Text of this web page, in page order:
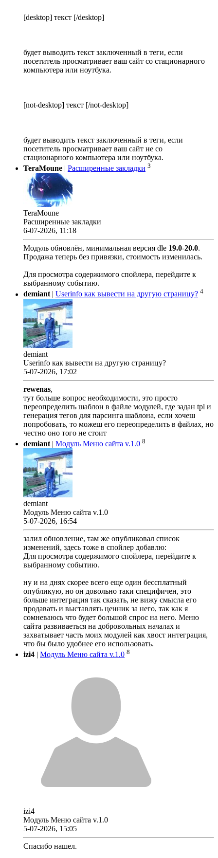
[desktop] текст [/desktop]
будет выводить текст заключенный в теги, если
посетитель просматривает ваш сайт со стационарного
компьютера или ноутбука.
[not-desktop] текст [/not-desktop]
будет выводить текст заключенный в теги, если
посетитель просматривает ваш сайт не со
стационарного компьютера или ноутбука.
TeraMoune
Расширенные закладки 3
TeraMoune
Расширенные закладки
6-07-2026, 11:18
Модуль обновлён, минимальная версия dle 19.0-20.0.
Продажа теперь без привязки, стоимость изменилась.
Для просмотра содержимого спойлера, перейдите к
выбранному событию.
demiant| Userinfo как вывести на другую страницу? 4
demiant
Userinfo как вывести на другую страницу?
5-07-2026, 17:02
rewenas,
тут больше вопрос необходимости, это просто
переопределить шаблон в файле модулей, где задан tpl и
генерация тегов для парсинга шаблона, если хочеш
попробовать, то можеш его переопределить в файлах, но
честно оно того не стоит
demiant | Модуль Меню сайта v.1.0 8
demiant
Модуль Меню сайта v.1.0
5-07-2026, 16:54
залил обновление, там же опубликовал список
изменений, здесь тоже в спойлер добавлю:
Для просмотра содержимого спойлера, перейдите к
выбранному событию.
ну и на днях скорее всего еще один бессплатный
опубликую, но он довольно таки специфичен, это
больше интеграция так сказать, не вижу смысла его
продавать и выставлять ценник за него, так как я
сомневаюсь что будет большой спрос на него. Меню
сайта развиваеться на добровольных началах и
захватывает часть моих модулей как хвост интеграция,
что бы было удобнее его использовать.
izi4
Модуль Меню сайта v.1.0 8
izi4
Модуль Меню сайта v.1.0
5-07-2026, 15:05
Спасибо нашел.